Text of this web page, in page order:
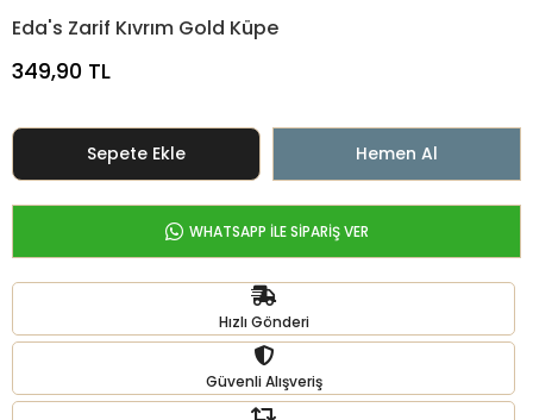
Eda's Zarif Kıvrım Gold Küpe
349,90 TL
Sepete Ekle Hemen Al
WHATSAPP İLE SİPARİŞ VER
Hızlı Gönderi
Güvenli Alışveriş